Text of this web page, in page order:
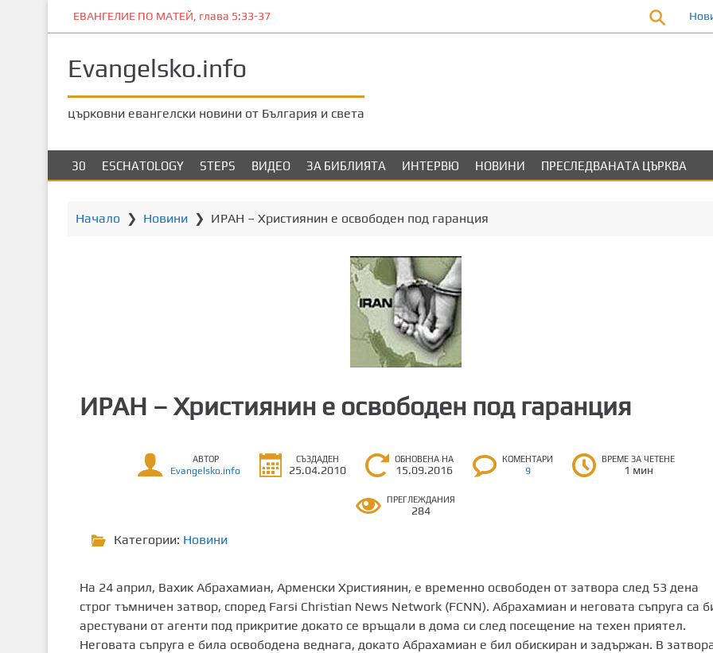
к
ЕВАНГЕЛИЕ ПО МАТЕЙ, глава 5:33-37
Evangelsko.info
църковни евангелски новини от България и света
30 ESCHATOLOGY STEPS ВИДЕО ЗА БИБЛИЯТА ИНТЕРВЮ НОВИНИ ПРЕСЛЕДВАНАТА ЦЪРКВА
Начало ❯ Новини❯ ИРАН – Християнин е освободен под гаранция
ИРАН – Християнин е освободен под гаранция
АВТОР
Evangelsko.info
СЪЗДАДЕН
25.04.2010
ОБНОВЕНА НА
15.09.2016
КОМЕНТАРИ
9
ВРЕМЕ ЗА ЧЕТЕНЕ
1 мин
ПРЕГЛЕЖДАНИЯ
284
Категории: Новини
На 24 април, Вахик Абрахамиан, Арменски Християнин, е временно освободен от затвора след 53 дена
строг тъмничен затвор, според Farsi Christian News Network (FCNN). Абрахамиан и неговата съпруга са
арестувани от агенти под прикритие докато се връщали в дома си след посещение на техен приятел.
Неговата съпруга е била освободена веднага, докато Абрахамиан е бил обискиран и задържан. В